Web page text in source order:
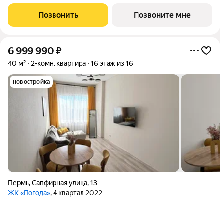
«Железно». Проект «Пятый Элемент» это полноценный город
в городе, где в пределах 15
Позвонить Позвоните мне
6 999 990 ₽
40 м² 2-комн. квартира 16 этаж из 16
новостройка
Пермь,Сапфирная улица,13
ЖК «Погода», 4 квартал 2022